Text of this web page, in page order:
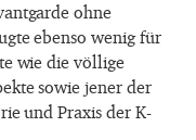
ohne
ebenso wenig für
wie die völlige
sowie jener der
und Praxis der K-